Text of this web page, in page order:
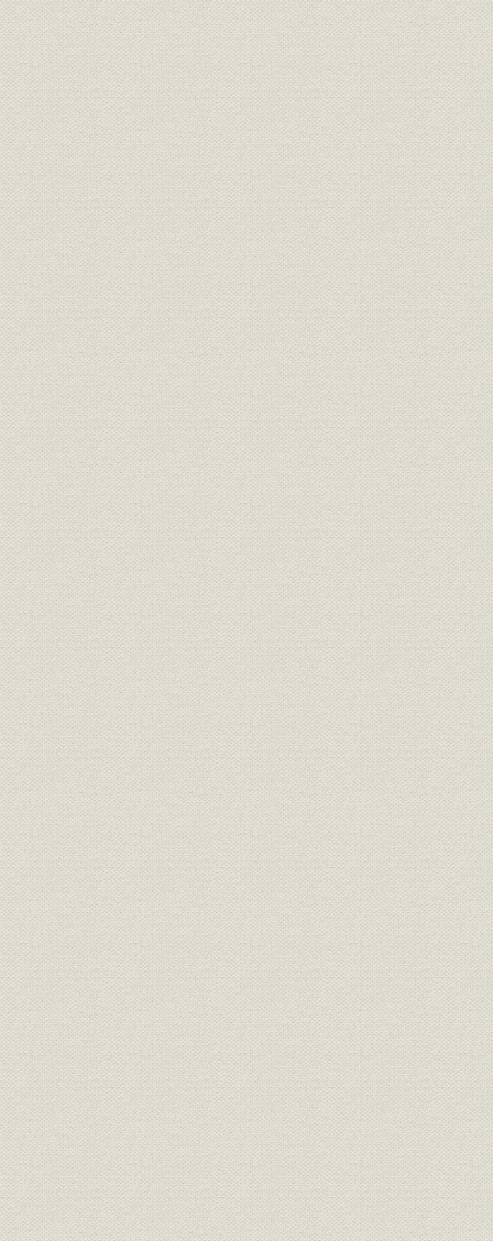
設備
事業の拡大・発展と戦時下の経
営 1917●大正6年→昭和20年
●1945
昭和6年
(1945年)
製品
焦土からの出発と高度成長の軌
跡 1946●昭和21年→昭和46年
●1971
昭和21年
(1962年)頃
技術
焦土からの出発と高度成長の軌
跡 1946●昭和21年→昭和46年
●1971
昭和36年
(1971年)
技術
「モートルの明電」から「パワ
ートロニクスの明電」へ 1972●
昭和47年→平成元年●1989
昭和46年
(1972年)